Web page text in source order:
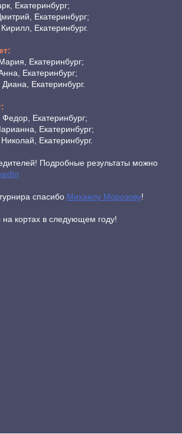
Екатеринбург;
Екатеринбург;
Екатеринбург.
Екатеринбург;
Екатеринбург;
Екатеринбург.
Екатеринбург;
Екатеринбург;
Екатеринбург.
Подробные результаты можно
спасибо Михаилу Морозову!
на кортах в следующем году!